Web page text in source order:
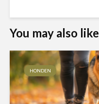
You may also like
HONDEN